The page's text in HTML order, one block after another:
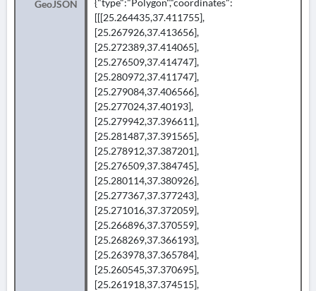
GeoJSON
{"type":"Polygon","coordinates":
[[[25.264435,37.411755],
[25.267926,37.413656],
[25.272389,37.414065],
[25.276509,37.414747],
[25.280972,37.411747],
[25.279084,37.406566],
[25.277024,37.40193],
[25.279942,37.396611],
[25.281487,37.391565],
[25.278912,37.387201],
[25.276509,37.384745],
[25.280114,37.380926],
[25.277367,37.377243],
[25.271016,37.372059],
[25.266896,37.370559],
[25.268269,37.366193],
[25.263978,37.365784],
[25.260545,37.370695],
[25.261918,37.374515],